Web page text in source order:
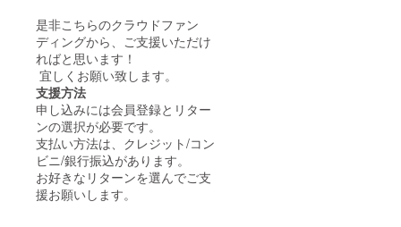
是非こちらのクラウドファン
ディングから、ご支援いただけ
ればと思います！
宜しくお願い致します。
支援方法
申し込みには会員登録とリター
ンの選択が必要です。
支払い方法は、クレジット/コン
ビニ/銀行振込があります。
お好きなリターンを選んでご支
援お願いします。